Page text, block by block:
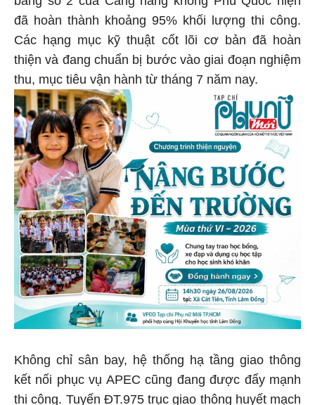
đã hoàn thành khoảng 95% khối lượng thi công.
Các hạng mục kỹ thuật cốt lõi cơ bản đã hoàn
thiện và đang chuẩn bị bước vào giai đoạn nghiệm
thu, mục tiêu vận hành từ tháng 7 năm nay.
Không chỉ sân bay, hệ thống hạ tầng giao thông
kết nối phục vụ APEC cũng đang được đẩy mạnh
thi công. Tuyến ĐT.975 trục giao thông huyết mạch